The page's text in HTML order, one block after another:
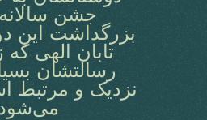
جشن
بزرگداشت این
تابان الهی
رسالتشان
نزدیک و مرتبط